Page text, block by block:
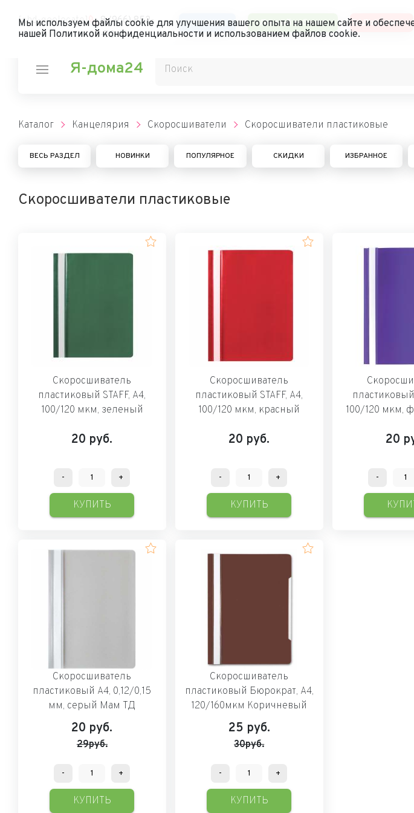
[chd-geolocate]
8 (966) 852-
00-70
Каталог Личный кабинет Доставка
Я-дома24
Каталог Канцелярия Скоросшиватели Скоросшиватели пластиковые
ВЕСЬ РАЗДЕЛ НОВИНКИ ПОПУЛЯРНОЕ СКИДКИ ИЗБРАННОЕ
Скоросшиватели пластиковые
Скоросшиватель
пластиковый STAFF, А4,
100/120 мкм, зеленый
20 руб.
- +
КУПИТЬ
Скоросшиватель
пластиковый STAFF, А4,
100/120 мкм, красный
20 руб.
- +
КУПИТЬ
пластиковый
100/120 мкм,
20
-
Скоросшиватель
пластиковый А4, 0,12/0,15
мм, серый Мам ТД
20 руб.
29руб.
- +
КУПИТЬ
Скоросшиватель
пластиковый Бюрократ, А4,
120/160мкм Коричневый
25 руб.
30руб.
- +
КУПИТЬ
Мы используем файлы cookie для улучшения вашего опыта на нашем сайте и
нашей Политикой конфиденциальности и использованием файлов cookie.